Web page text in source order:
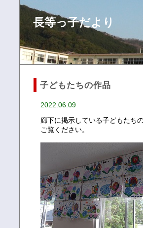
長等っ子だより
子どもたちの作品
2022.06.09
廊下に掲示している子どもたち
ご覧ください。